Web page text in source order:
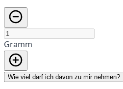
Gramm
Wie viel darf ich davon zu mir nehmen?